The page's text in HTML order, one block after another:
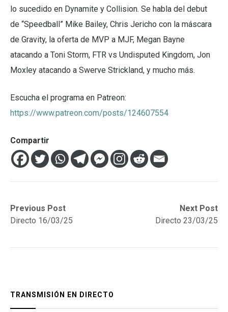
lo sucedido en Dynamite y Collision. Se habla del debut
de “Speedball” Mike Bailey, Chris Jericho con la máscara
de Gravity, la oferta de MVP a MJF, Megan Bayne
atacando a Toni Storm, FTR vs Undisputed Kingdom, Jon
Moxley atacando a Swerve Strickland, y mucho más.
Escucha el programa en Patreon:
https://www.patreon.com/posts/124607554
Compartir
Navegación
de
Previous Post
Previous
post:Directo 16/03/25
Next Post
Next
post:
Directo 23/03/25
TRANSMISIÓN EN DIRECTO